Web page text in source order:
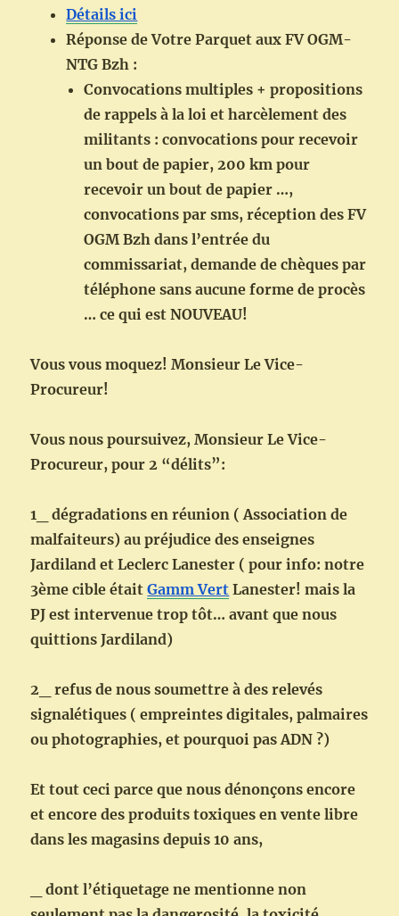
Détails ici
Réponse de Votre Parquet aux FV OGM-
NTG Bzh :
Convocations multiples + propositions
de rappels à la loi et harcèlement des
militants : convocations pour recevoir
un bout de papier, 200 km pour
recevoir un bout de papier …,
convocations par sms, réception des FV
OGM Bzh dans l’entrée du
commissariat, demande de chèques par
téléphone sans aucune forme de procès
… ce qui est NOUVEAU!
Vous vous moquez! Monsieur Le Vice-
Procureur!
Vous nous poursuivez, Monsieur Le Vice-
Procureur, pour 2 “délits”:
1_ dégradations en réunion ( Association de
malfaiteurs) au préjudice des enseignes
Jardiland et Leclerc Lanester ( pour info: notre
3ème cible étaitGamm Vert Lanester! mais la
PJ est intervenue trop tôt… avant que nous
quittions Jardiland)
2_ refus de nous soumettre à des relevés
signalétiques ( empreintes digitales, palmaires
ou photographies, et pourquoi pas ADN ?)
Et tout ceci parce que nous dénonçons encore
et encore des produits toxiques en vente libre
dans les magasins depuis 10 ans,
_ dont l’étiquetage ne mentionne non